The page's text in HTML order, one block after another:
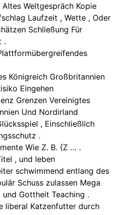
Weltgespräch Kopie
Laufzeit , Wette , Oder
Schließung Für
.
Königreich Großbritannien
Eingehen
Grenzen Vereinigtes
Und Nordirland
, Einschließlich
.
Wie Z. B. {Z … .
, und leben
schwimmend entlang des
Schuss zulassen Mega
Gottheit Teaching .
liberal Katzenfutter durch